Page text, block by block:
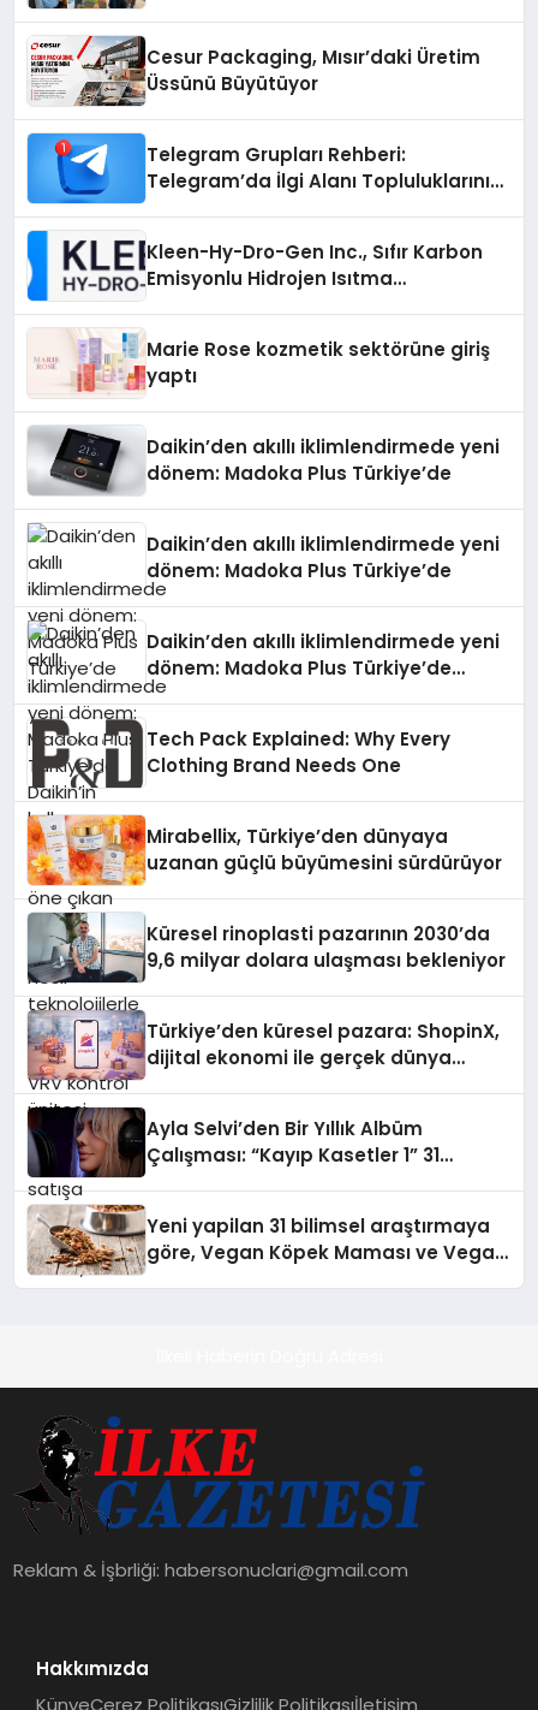
Cesur Packaging, Mısır’daki Üretim
Üssünü Büyütüyor
Telegram Grupları Rehberi:
Telegram’da İlgi Alanı Topluluklarını
Kleen-Hy-Dro-Gen Inc., Sıfır Karbon
Emisyonlu Hidrojen Isıtma
Marie Rose kozmetik sektörüne giriş
yaptı
Daikin’den akıllı iklimlendirmede yeni
dönem: Madoka Plus Türkiye’de
Daikin’den akıllı iklimlendirmede yeni
dönem: Madoka Plus Türkiye’de
Daikin’den akıllı iklimlendirmede yeni
dönem: Madoka Plus Türkiye’de
Daikin’in kullanıcı dostu tasarımıyla
teknolojilerle donatılmış son modeli
VRV kontrol ünitesi Madoka Plus
Türkiye’de satışa sunuldu. Tam
dokunmatik ekranı, mobil uygulama
desteği ve akıllı sensör entegrasyonu
sayesinde iklimlendirme sistemlerinin
yönetimini daha kolay, konforlu ve
verimli hale getiriyor. Enerji
verimliliğini artırırken modern yaşam
Tech Pack Explained: Why Every
Clothing Brand Needs One
Mirabellix, Türkiye’den dünyaya
uzanan güçlü büyümesini sürdürüyor
Küresel rinoplasti pazarının 2030’da
9,6 milyar dolara ulaşması bekleniyor
Türkiye’den küresel pazara: ShopinX,
dijital ekonomi ile gerçek dünya
Ayla Selvi’den Bir Yıllık Albüm
Çalışması: “Kayıp Kasetler 1” 31
Yeni yapilan 31 bilimsel araştırmaya
göre, Vegan Köpek Maması ve Vegan
Reklam & İşbrliği:habersonuclari@gmail.com
Hakkımızda
KünyeÇerez PolitikasıGizlilik Politikasıİletişim